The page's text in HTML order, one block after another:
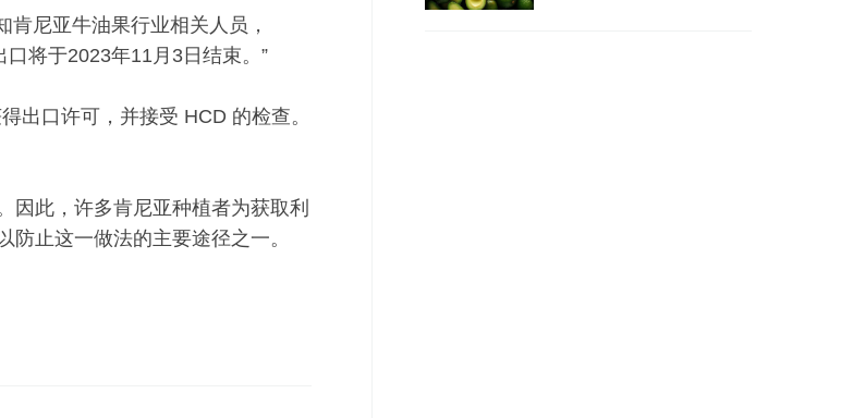
尼亚牛油果行业相关人员，
将于2023年11月3日结束。”
出口许可，并接受 HCD 的检查。
因此，许多肯尼亚种植者为获取利
止这一做法的主要途径之一。